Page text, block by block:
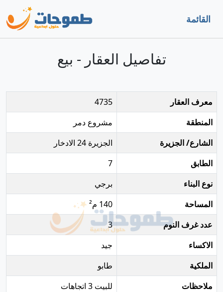
القائمة
تفاصيل العقار - بيع
معرف العقار
4735
المنطقة
مشروع دمر
الشارع/ الجزيرة
الجزيرة 24 الادخار
الطابق
7
نوع البناء
برجي
المساحة
140 م²
عدد غرف النوم
3
الاكساء
جيد
الملكية
طابو
ملاحظات
للبيت 3 اتجاهات